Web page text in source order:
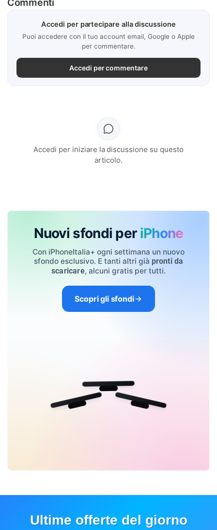
Commenti
Accedi per partecipare alla discussione
Puoi accedere con il tuo account email, Google o Apple
per commentare.
Accedi per commentare
Accedi per iniziare la discussione su questo
articolo.
Nuovi sfondi per iPhone
Con iPhoneItalia+ ogni settimana un nuovo
sfondo esclusivo. E tanti altri già pronti da
scaricare, alcuni gratis per tutti.
Scopri gli sfondi
Ultime offerte del giorno